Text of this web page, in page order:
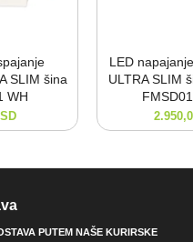
SLIM šina
WH
LED
ULTRA SLIM
PUTEM NAŠE KURIRSKE